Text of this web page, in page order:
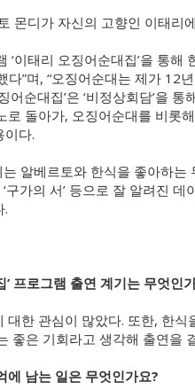
몬디가 자신의 고향인 이태리
‘이태리 오징어순대집’을 통
다”며, “오징어순대는 제가 12
어순대집’은 ‘비정상회담’을
로 돌아가, 오징어순대를 비롯
이다.
는 알베르토와 한식을 좋아하
‘구가의 서’ 등으로 잘 알려진
.
’ 프로그램 출연 계기는 무엇인
대한 관심이 많았다. 또한, 한
좋은 기회라고 생각해 출연을
에 남는 일은 무엇인가요?